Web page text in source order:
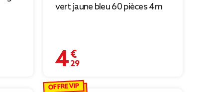
à 0,69 €
vert jaune bleu 60 pièces 4m
4,29 €
OFFRE VIP